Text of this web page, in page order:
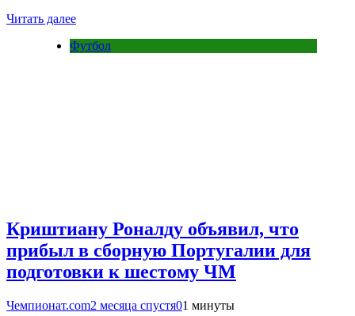
Читать далее
Футбол
Криштиану Роналду объявил, что
прибыл в сборную Португалии для
подготовки к шестому ЧМ
Чемпионат.com2 месяца спустя01 минуты